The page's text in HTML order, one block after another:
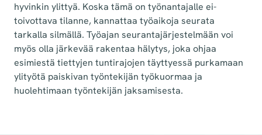
hyvinkin ylittyä. Koska tämä on työnantajalle ei-
toivottava tilanne, kannattaa työaikoja seurata
tarkalla silmällä. Työajan seurantajärjestelmään voi
myös olla järkevää rakentaa hälytys, joka ohjaa
esimiestä tiettyjen tuntirajojen täyttyessä purkamaan
ylityötä paiskivan työntekijän työkuormaa ja
huolehtimaan työntekijän jaksamisesta.